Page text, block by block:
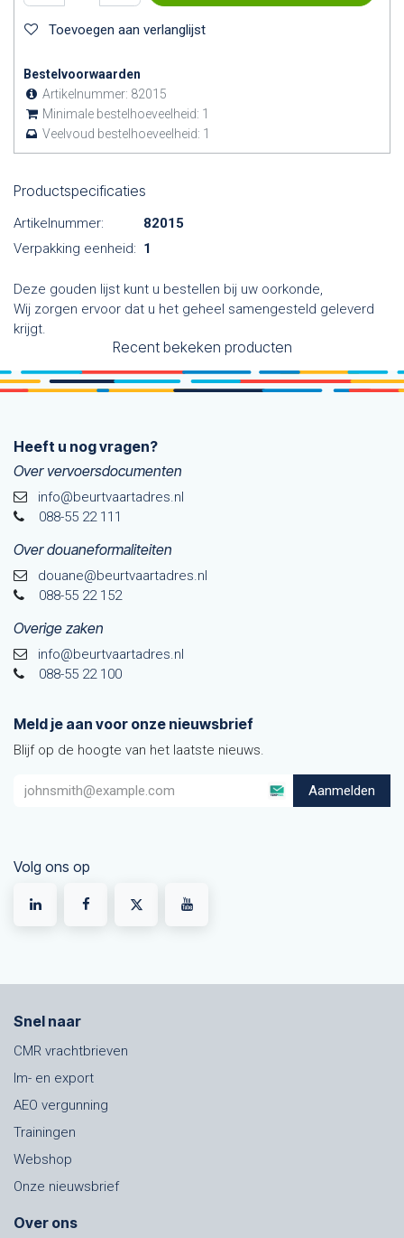
Toevoegen aan verlanglijst
Bestelvoorwaarden
Artikelnummer: 82015
Minimale bestelhoeveelheid: 1
Veelvoud bestelhoeveelheid: 1
Productspecificaties
Artikelnummer:
82015
Verpakking eenheid: 1
Deze gouden lijst kunt u bestellen bij uw oorkonde,
Wij zorgen ervoor dat u het geheel samengesteld geleverd
krijgt.
Recent bekeken producten
Heeft u nog vragen?
Over vervoersdocumenten
info@beurtvaartadres.nl
088-55 22 111
Over douaneformaliteiten
douane@beurtvaarta​dres.nl
088-55 22 152
Overige zaken
info@beurtvaartadres.nl
088-55 22 100
Meld je aan voor onze nieuwsbrief
Blijf op de hoogte van het laatste nieuws.
Aanmelden
Volg ons op
Snel naar
CMR vrachtbrieven
Im- en export
AEO vergunning
Trainingen
Webshop
Onze nieuwsbrief
Over ons